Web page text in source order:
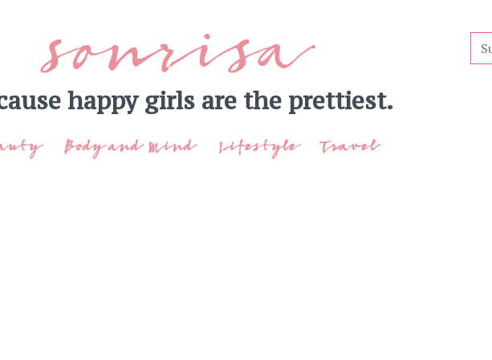
sonrisa
happy girls are the prettiest.
Body and Mind Lifestyle Travel